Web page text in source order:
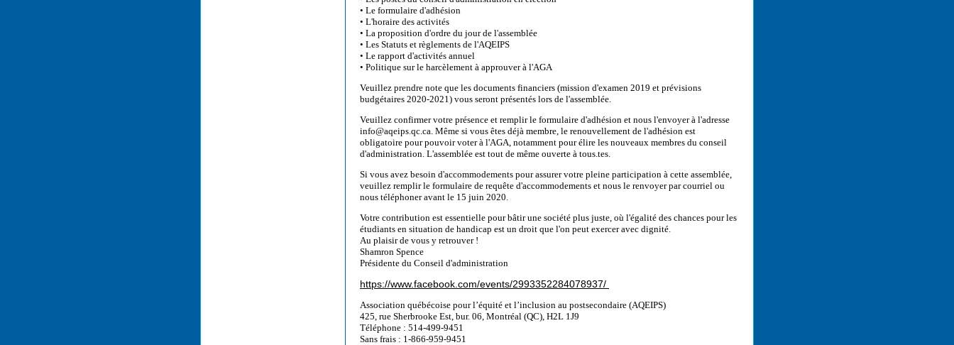
• Le formulaire d'adhésion
• L'horaire des activités
• La proposition d'ordre du jour de l'assemblée
• Les Statuts et règlements de l'AQEIPS
• Le rapport d'activités annuel
• Politique sur le harcèlement à approuver à l'AGA
Veuillez prendre note que les documents financiers (mission d'examen 2019 et prévisions
budgétaires 2020-2021) vous seront présentés lors de l'assemblée.
Veuillez confirmer votre présence et remplir le formulaire d'adhésion et nous l'envoyer à l'adresse
info@aqeips.qc.ca. Même si vous êtes déjà membre, le renouvellement de l'adhésion est
obligatoire pour pouvoir voter à l'AGA, notamment pour élire les nouveaux membres du conseil
d'administration. L'assemblée est tout de même ouverte à tous.tes.
Si vous avez besoin d'accommodements pour assurer votre pleine participation à cette assemblée,
veuillez remplir le formulaire de requête d'accommodements et nous le renvoyer par courriel ou
nous téléphoner avant le 15 juin 2020.
Votre contribution est essentielle pour bâtir une société plus juste, où l'égalité des chances pour les
étudiants en situation de handicap est un droit que l'on peut exercer avec dignité.
Au plaisir de vous y retrouver !
Shamron Spence
Présidente du Conseil d'administration
https://www.facebook.com/events/2993352284078937/
Association québécoise pour l’équité et l’inclusion au postsecondaire (AQEIPS)
425, rue Sherbrooke Est, bur. 06, Montréal (QC), H2L 1J9
Téléphone : 514-499-9451
Sans frais : 1-866-959-9451